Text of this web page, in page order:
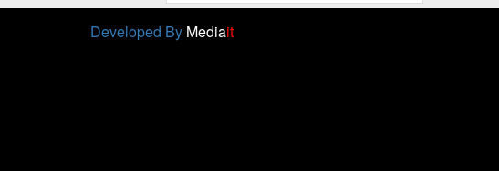
Developed By Mediait